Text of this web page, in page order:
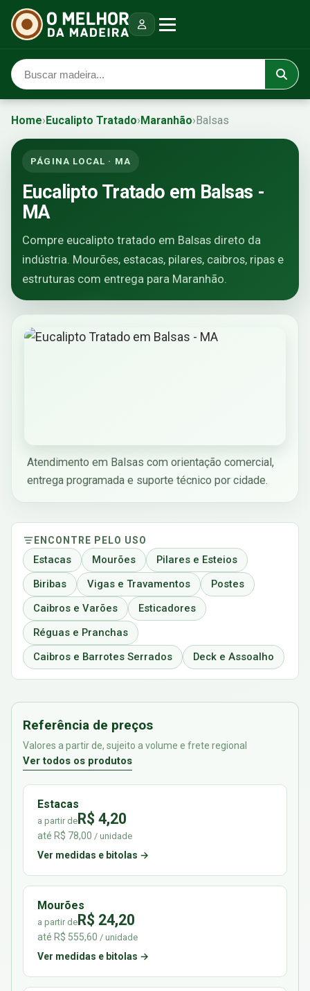
Home›Eucalipto Tratado›Maranhão›Balsas
PÁGINA LOCAL · MA
Eucalipto Tratado em Balsas -
MA
Compre eucalipto tratado em Balsas direto da
indústria. Mourões, estacas, pilares, caibros, ripas e
estruturas com entrega para Maranhão.
Atendimento em Balsas com orientação comercial,
entrega programada e suporte técnico por cidade.
ENCONTRE PELO USO
Estacas Mourões
Pilares e Esteios
Biribas
Vigas e Travamentos
Postes
Caibros e Varões
Esticadores
Réguas e Pranchas
Caibros e Barrotes Serrados
Deck e Assoalho
Referência de preços
Valores a partir de, sujeito a volume e frete regional
Ver todos os produtos
Estacas
a partir deR$ 4,20
até R$ 78,00 / unidade
Ver medidas e bitolas →
Mourões
a partir deR$ 24,20
até R$ 555,60 / unidade
Ver medidas e bitolas →